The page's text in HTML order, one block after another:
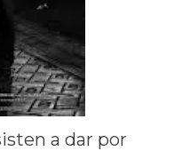
a dar por